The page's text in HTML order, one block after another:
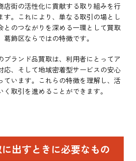
店街の活性化に貢献する取り組みを行
す。これにより、単なる取引の場とし
とのつながりを深める一環として買取
飾区ならではの特徴です。
ブランド品買取は、利用者にとってア
応、そして地域密着型サービスの安心
ています。これらの特徴を理解し、活
取引を進めることができます。
出すときに必要なもの